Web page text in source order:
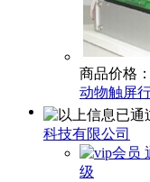
商品价格
动物触屏
科技有限公司
级